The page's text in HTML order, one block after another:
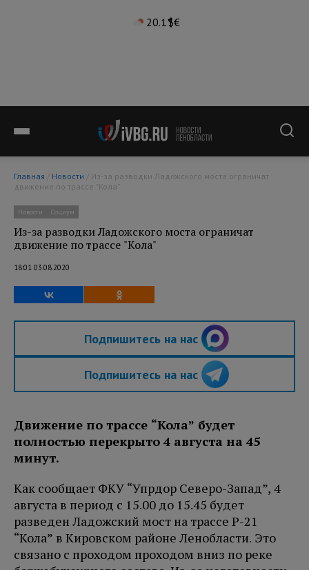
20.1°$€
Главная / Новости
движение по трассе "Кола"
Новости Социум
Из-за разводки Ладожского моста ограничат
движение по трассе "Кола"
18:01 03.08.2020
Подпишитесь на нас
Подпишитесь на нас
Движение по трассе “Кола” будет
полностью перекрыто 4 августа на 45
минут.
Как сообщает ФКУ “Упрдор Северо-Запад”, 4
августа в период с 15.00 до 15.45 будет
разведен Ладожский мост на трассе Р-21
“Кола” в Кировском районе Ленобласти. Это
связано с проходом проходом вниз по реке